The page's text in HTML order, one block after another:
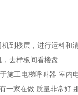
到楼层，进行运料和清
，去样板间看楼盘
施工电梯呼叫器 室内
一家在做 质量非常好